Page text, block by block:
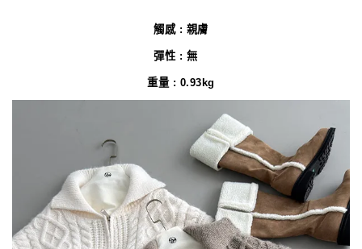
觸感 : 親膚
彈性 : 無
重量 : 0.93kg